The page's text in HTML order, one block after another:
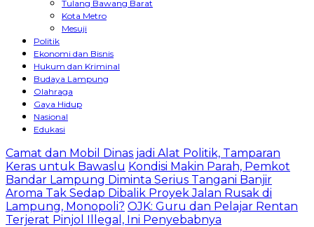
Tulang Bawang Barat
Kota Metro
Mesuji
Politik
Ekonomi dan Bisnis
Hukum dan Kriminal
Budaya Lampung
Olahraga
Gaya Hidup
Nasional
Edukasi
Camat dan Mobil Dinas jadi Alat Politik, Tamparan
Keras untuk Bawaslu Kondisi Makin Parah, Pemkot
Bandar Lampung Diminta Serius Tangani Banjir
Aroma Tak Sedap Dibalik Proyek Jalan Rusak di
Lampung, Monopoli? OJK: Guru dan Pelajar Rentan
Terjerat Pinjol Illegal, Ini Penyebabnya